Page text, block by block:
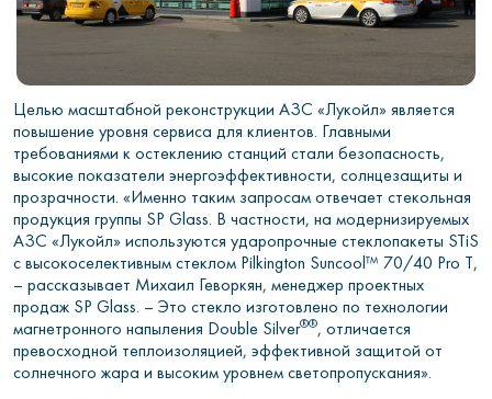
Целью масштабной реконструкции АЗС «Лукойл» является
повышение уровня сервиса для клиентов. Главными
требованиями к остеклению станций стали безопасность,
высокие показатели энергоэффективности, солнцезащиты и
прозрачности. «Именно таким запросам отвечает стекольная
продукция группы SP Glass. В частности, на модернизируемых
АЗС «Лукойл» используются ударопрочные стеклопакеты STiS
с высокоселективным стеклом Pilkington Suncool™ 70/40 Pro T,
– рассказывает Михаил Геворкян, менеджер проектных
продаж SP Glass. – Это стекло изготовлено по технологии
магнетронного напыления Double Silver®®, отличается
превосходной теплоизоляцией, эффективной защитой от
солнечного жара и высоким уровнем светопропускания».